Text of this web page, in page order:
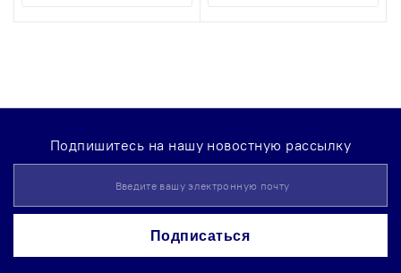
Подпишитесь на нашу новостную рассылку
Up
for
Newsletter:
Подписаться